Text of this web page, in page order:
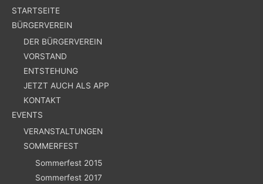
STARTSEITE
BÜRGERVEREIN
DER BÜRGERVEREIN
VORSTAND
ENTSTEHUNG
JETZT AUCH ALS APP
KONTAKT
EVENTS
VERANSTALTUNGEN
SOMMERFEST
Sommerfest 2015
Sommerfest 2017